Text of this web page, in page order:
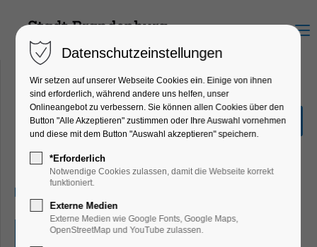
Menu
Beauty of Steel: Viktor
Mácha|Industriefotografie
Ausstellung
Eintritt frei
Datenschutzeinstellungen
Wir setzen auf unserer Webseite Cookies ein. Einige von ihnen
sind erforderlich, während andere uns helfen, unser
Onlineangebot zu verbessern. Sie können allen Cookies über den
Button "Alle Akzeptieren" zustimmen oder Ihre Auswahl vornehmen
und diese mit dem Button "Auswahl akzeptieren" speichern.
*Erforderlich
Notwendige Cookies zulassen, damit die Webseite korrekt
funktioniert.
Externe Medien
Externe Medien wie Google Fonts, Google Maps,
OpenStreetMap und YouTube zulassen.